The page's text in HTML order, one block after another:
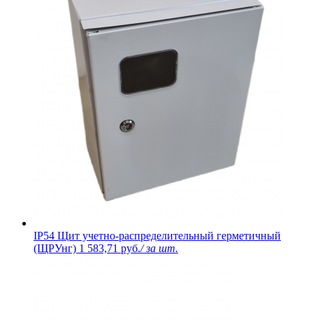
IP54 Щит учетно-распределительный герметичный
(ЩРУнг) 1 583,71 руб./ за шт.